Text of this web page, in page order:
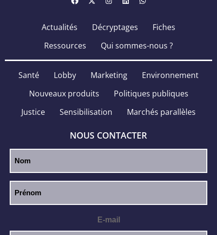
Actualités Décryptages
Fiches
Ressources
Qui sommes-nous ?
Santé Lobby Marketing
Environnement
Nouveaux produits
Politiques publiques
Justice
Sensibilisation Marchés parallèles
NOUS CONTACTER
E-mail